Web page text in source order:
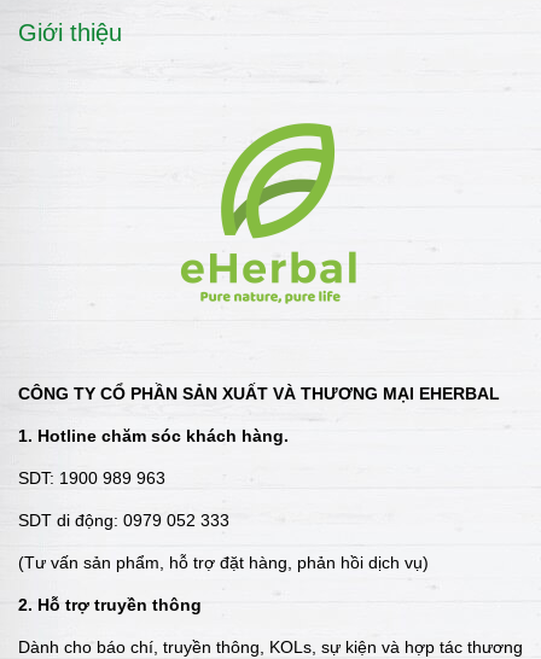
Giới thiệu
CÔNG TY CỔ PHẦN SẢN XUẤT VÀ THƯƠNG MẠI EHERBAL
1. Hotline chăm sóc khách hàng.
SDT: 1900 989 963
SDT di động: 0979 052 333
(Tư vấn sản phẩm, hỗ trợ đặt hàng, phản hồi dịch vụ)
2. Hỗ trợ truyền thông
Dành cho báo chí, truyền thông, KOLs, sự kiện và hợp tác thương